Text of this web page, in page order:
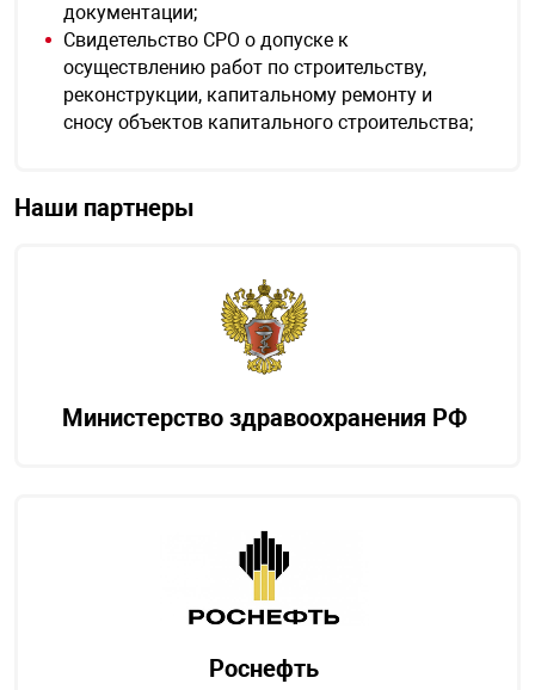
документации;
Свидетельство СРО о допуске к
осуществлению работ по строительству,
реконструкции, капитальному ремонту и
сносу объектов капитального строительства;
Наши партнеры
Министерство здравоохранения РФ
Роснефть